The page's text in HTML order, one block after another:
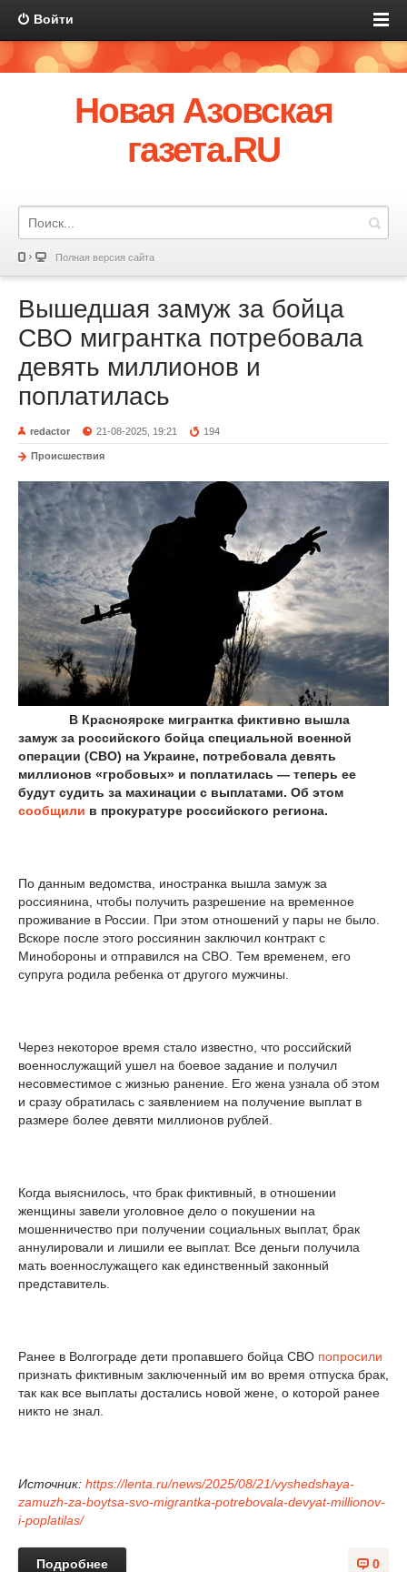
Войти
Новая Азовская
газета.RU
Полная версия сайта
Вышедшая замуж за бойца
СВО мигрантка потребовала
девять миллионов и
поплатилась
redactor 21-08-2025, 19:21 194
Происшествия
В Красноярске мигрантка фиктивно вышла
замуж за российского бойца специальной военной
операции (СВО) на Украине, потребовала девять
миллионов «гробовых» и поплатилась — теперь ее
будут судить за махинации с выплатами. Об этом
сообщили в прокуратуре российского региона.
По данным ведомства, иностранка вышла замуж за
россиянина, чтобы получить разрешение на временное
проживание в России. При этом отношений у пары не было.
Вскоре после этого россиянин заключил контракт с
Минобороны и отправился на СВО. Тем временем, его
супруга родила ребенка от другого мужчины.
Через некоторое время стало известно, что российский
военнослужащий ушел на боевое задание и получил
несовместимое с жизнью ранение. Его жена узнала об этом
и сразу обратилась с заявлением на получение выплат в
размере более девяти миллионов рублей.
Когда выяснилось, что брак фиктивный, в отношении
женщины завели уголовное дело о покушении на
мошенничество при получении социальных выплат, брак
аннулировали и лишили ее выплат. Все деньги получила
мать военнослужащего как единственный законный
представитель.
Ранее в Волгограде дети пропавшего бойца СВО попросили
признать фиктивным заключенный им во время отпуска брак,
так как все выплаты достались новой жене, о которой ранее
никто не знал.
Источник: https://lenta.ru/news/2025/08/21/vyshedshaya-
zamuzh-za-boytsa-svo-migrantka-potrebovala-devyat-millionov-
i-poplatilas/
0
Подробнее